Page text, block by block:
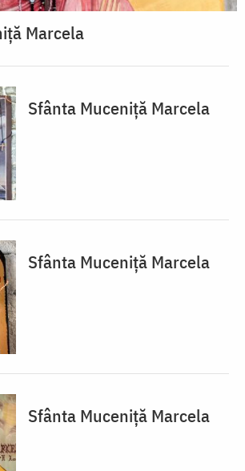
Marcela
Sfânta Muceniță Marcela
Sfânta Muceniță Marcela
Sfânta Muceniță Marcela